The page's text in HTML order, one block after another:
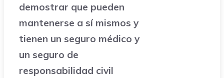
demostrar que pueden
mantenerse a sí mismos y
tienen un seguro médico y
un seguro de
responsabilidad civil